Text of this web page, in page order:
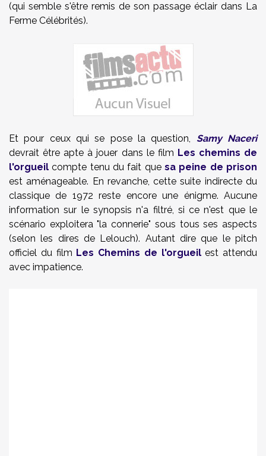
(qui semble s'être remis de son passage éclair dans La
Ferme Célébrités).
Et pour ceux qui se pose la question, Samy Naceri
devrait être apte à jouer dans le film Les chemins de
l'orgueil compte tenu du fait que sa peine de prison
est aménageable. En revanche, cette suite indirecte du
classique de 1972 reste encore une énigme. Aucune
information sur le synopsis n'a filtré, si ce n'est que le
scénario exploitera "la connerie" sous tous ses aspects
(selon les dires de Lelouch). Autant dire que le pitch
officiel du film Les Chemins de l'orgueilest attendu
avec impatience.